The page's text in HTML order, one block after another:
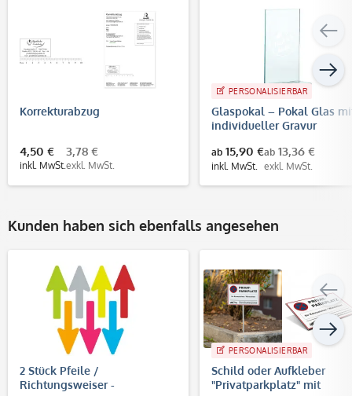
Korrekturabzug
4,50 €
inkl. MwSt.
3,78 €
exkl. MwSt.
PERSONALISIERBAR
Glaspokal – Pokal Glas
individueller Gravur
ab 15,90 €
inkl. MwSt.
ab 13,36 €
exkl. MwSt.
Kunden haben sich ebenfalls angesehen
2 Stück Pfeile /
Richtungsweiser -
PERSONALISIERBAR
Schild oder Aufkleber
"Privatparkplatz" mit